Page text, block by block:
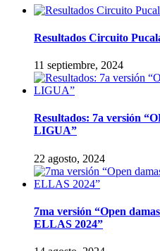
Resultados Circuito
11 septiembre, 2024
Resultados: 7a versión
LIGUA”
22 agosto, 2024
7ma versión “Open
ELLAS 2024”